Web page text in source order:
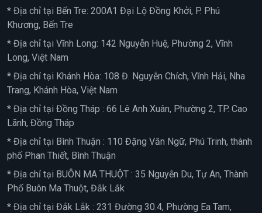
* Địa chỉ tại Bến Tre: 200A1 Đại Lộ Đồng Khởi, P. Phú
Khương, Bến Tre
* Địa chỉ tại Vĩnh Long: 142 Nguyễn Huệ, Phường 2, Vĩnh
Long, Việt Nam
* Địa chỉ tại Khánh Hòa: 108 Đ. Nguyễn Chích, Vĩnh Hải, Nha
Trang, Khánh Hòa, Việt Nam
* Địa chỉ tại Đồng Tháp : 66 Lê Anh Xuân, Phường 2, TP. Cao
Lãnh, Đồng Tháp
* Địa chỉ tại Bình Thuận : 110 Đặng Văn Ngữ, Phú Trinh, thành
phố Phan Thiết, Bình Thuận
* Địa chỉ tại BUÔN MA THUỘT : 35 Nguyễn Du, Tự An, Thành
Phố Buôn Ma Thuột, Đắk Lắk
* Địa chỉ tại Đắk Lắk : 231 Đường 30.4, Phường Ea Tam,